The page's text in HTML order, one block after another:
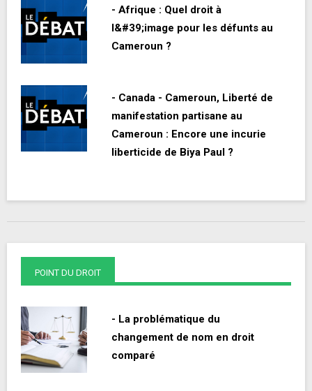
- Afrique : Quel droit à
l&#39;image pour les défunts au
Cameroun ?
- Canada - Cameroun, Liberté de
manifestation partisane au
Cameroun : Encore une incurie
liberticide de Biya Paul ?
POINT DU DROIT
- La problématique du
changement de nom en droit
comparé